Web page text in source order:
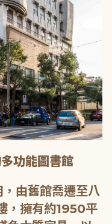
功能圖書館
由舊館喬遷至八
，擁有約1950平